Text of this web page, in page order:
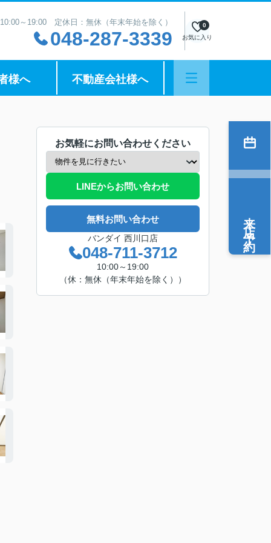
～19:00 定休日：無休（年末年始を除く）
048-287-3339 お気に入り
0
様へ 不動産会社様へ
お気軽にお問い合わせください
LINEからお問い合わせ
無料お問い合わせ
バンダイ 西川口店
048-711-3712
10:00～19:00
（休：無休（年末年始を除く））
来店予約